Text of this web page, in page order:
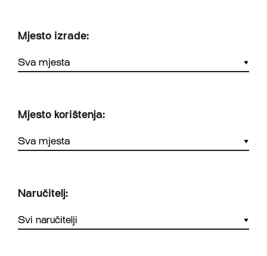
Mjesto izrade:
Mjesto korištenja:
Naručitelj: